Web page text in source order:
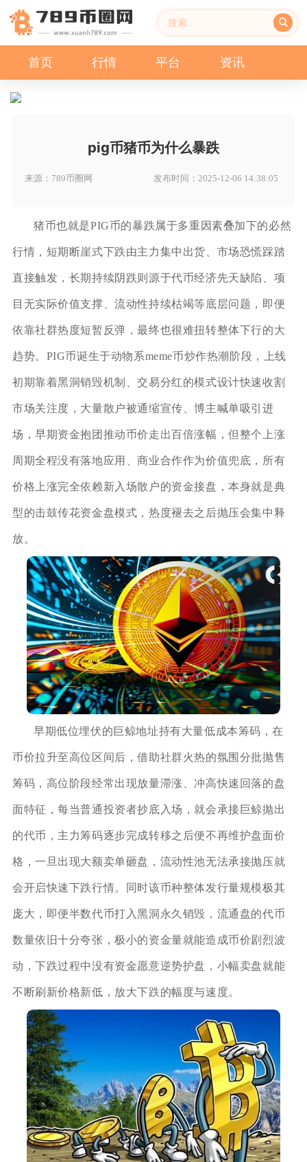
首页 行情 平台 资讯
pig币猪币为什么暴跌
来源：789币圈网 发布时间：2025-12-06 14:38:05
猪币也就是PIG币的暴跌属于多重因素叠加下的必然
行情，短期断崖式下跌由主力集中出货、市场恐慌踩踏
直接触发，长期持续阴跌则源于代币经济先天缺陷、项
目无实际价值支撑、流动性持续枯竭等底层问题，即便
依靠社群热度短暂反弹，最终也很难扭转整体下行的大
趋势。PIG币诞生于动物系meme币炒作热潮阶段，上线
初期靠着黑洞销毁机制、交易分红的模式设计快速收割
市场关注度，大量散户被通缩宣传、博主喊单吸引进
场，早期资金抱团推动币价走出百倍涨幅，但整个上涨
周期全程没有落地应用、商业合作作为价值兜底，所有
价格上涨完全依赖新入场散户的资金接盘，本身就是典
型的击鼓传花资金盘模式，热度褪去之后抛压会集中释
放。
早期低位埋伏的巨鲸地址持有大量低成本筹码，在
币价拉升至高位区间后，借助社群火热的氛围分批抛售
筹码，高位阶段经常出现放量滞涨、冲高快速回落的盘
面特征，每当普通投资者抄底入场，就会承接巨鲸抛出
的代币，主力筹码逐步完成转移之后便不再维护盘面价
格，一旦出现大额卖单砸盘，流动性池无法承接抛压就
会开启快速下跌行情。同时该币种整体发行量规模极其
庞大，即便半数代币打入黑洞永久销毁，流通盘的代币
数量依旧十分夸张，极小的资金量就能造成币价剧烈波
动，下跌过程中没有资金愿意逆势护盘，小幅卖盘就能
不断刷新价格新低，放大下跌的幅度与速度。